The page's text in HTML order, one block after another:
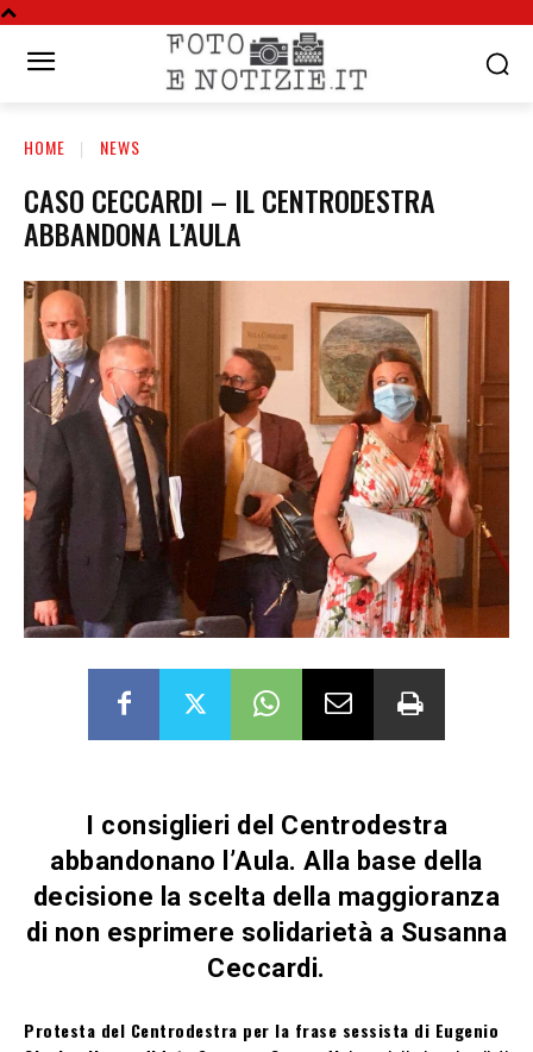
HOME NEWS
CASO CECCARDI – IL CENTRODESTRA
ABBANDONA L’AULA
I consiglieri del Centrodestra
abbandonano l’Aula. Alla base della
decisione la scelta della maggioranza
di non esprimere solidarietà a Susanna
Ceccardi.
Protesta del Centrodestra per la frase sessista di Eugenio